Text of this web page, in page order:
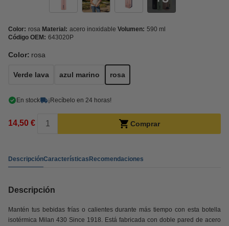
Color: rosa Material: acero inoxidable Volumen: 590 ml
Código OEM: 643020P
Color: rosa
Verde lava azul marino rosa
En stock ¡Recíbelo en 24 horas!
14,50 € Comprar
DescripciónCaracterísticasRecomendaciones
Descripción
Mantén tus bebidas frías o calientes durante más tiempo con esta botella
isotérmica Milan 430 Since 1918. Está fabricada con doble pared de acero